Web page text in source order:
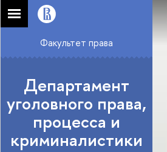
Факультет права
Департамент
уголовного права,
процесса и
криминалистики